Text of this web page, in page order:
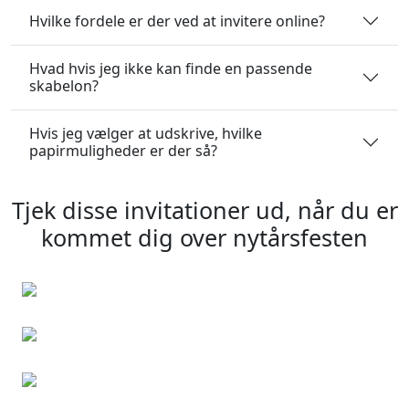
Hvilke fordele er der ved at invitere online?
Hvad hvis jeg ikke kan finde en passende
skabelon?
Hvis jeg vælger at udskrive, hvilke
papirmuligheder er der så?
Tjek disse invitationer ud, når du er
kommet dig over nytårsfesten